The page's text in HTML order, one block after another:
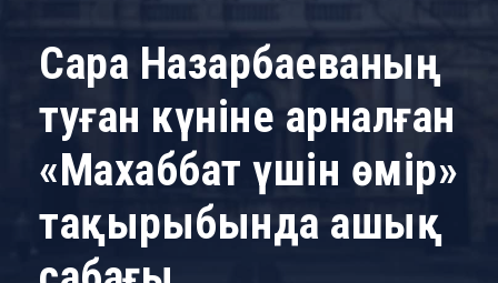
Сара Назарбаеваның
туған күніне арналған
«Махаббат үшін өмір»
тақырыбында ашық